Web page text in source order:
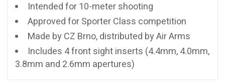
Intended for 10-meter shooting
Approved for Sporter Class competition
Made by CZ Brno, distributed by Air Arms
Includes 4 front sight inserts (4.4mm, 4.0mm,
3.8mm and 2.6mm apertures)